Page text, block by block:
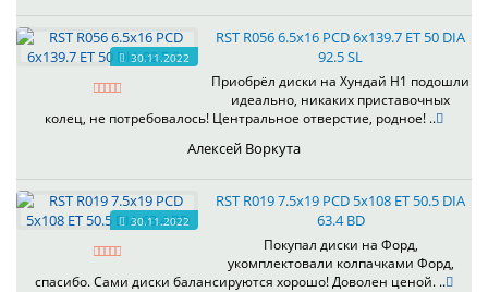
30.11.2022
RST R056 6.5x16 PCD 6x139.7 ET 50 DIA
92.5 SL
Приобрёл диски на Хундай H1 подошли
идеально, никаких приставочных
колец, не потребовалось! Центральное отверстие, родное! ..
Алексей Воркута
30.11.2022
RST R019 7.5x19 PCD 5x108 ET 50.5 DIA
63.4 BD
Покупал диски на Форд,
укомплектовали колпачками Форд,
спасибо. Сами диски балансируются хорошо! Доволен ценой. ..